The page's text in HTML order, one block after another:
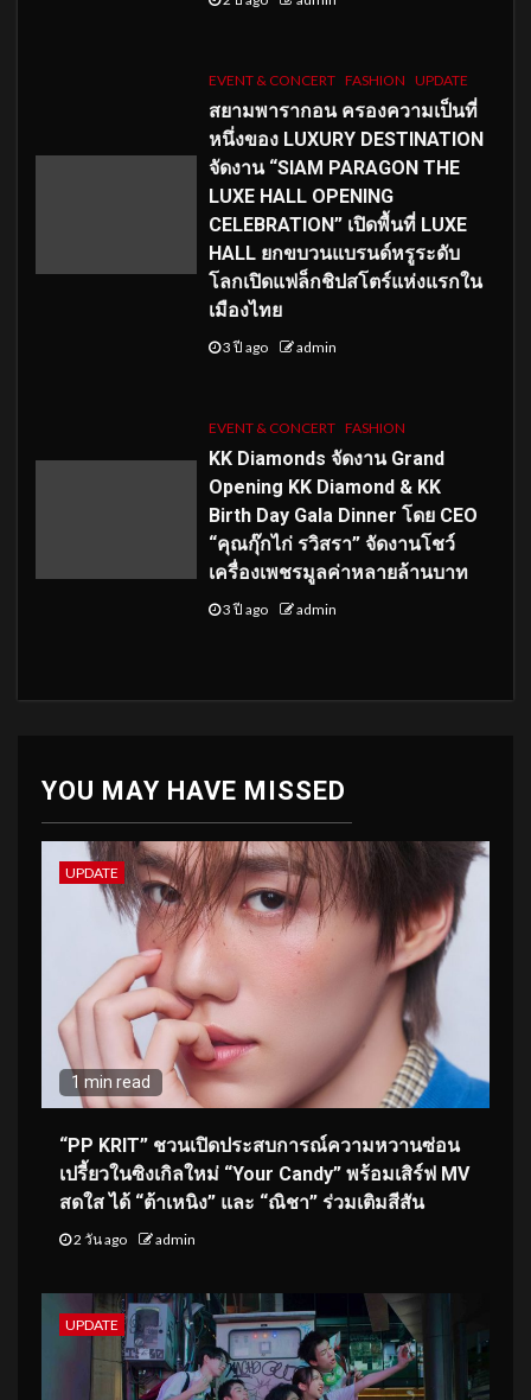
EVENT & CONCERT FASHION UPDATE
สยามพารากอน ครองความเป็นที่
หนึ่งของ LUXURY DESTINATION
จัดงาน “SIAM PARAGON THE
LUXE HALL OPENING
CELEBRATION” เปิดพื้นที่ LUXE
HALL ยกขบวนแบรนด์หรูระดับ
โลกเปิดแฟล็กชิปสโตร์แห่งแรกใน
เมืองไทย
3 ปี ago admin
EVENT & CONCERT FASHION
KK Diamonds จัดงาน Grand
Opening KK Diamond & KK
Birth Day Gala Dinner โดย CEO
“คุณกุ๊กไก่ รวิสรา” จัดงานโชว์
เครื่องเพชรมูลค่าหลายล้านบาท
3 ปี ago admin
YOU MAY HAVE MISSED
UPDATE
1 min read
“PP KRIT” ชวนเปิดประสบการณ์ความหวานซ่อน
เปรี้ยวในซิงเกิลใหม่ “Your Candy” พร้อมเสิร์ฟ MV
สดใส ได้ “ต้าเหนิง” และ “ณิชา” ร่วมเติมสีสัน
2 วัน ago admin
UPDATE